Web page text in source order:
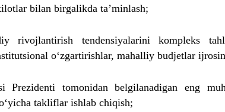
bilan birgalikda ta’minlash;
rivojlantirish tendensiyalarini kompleks
o‘zgartirishlar, mahalliy budjetlar
Prezidenti tomonidan belgilanadigan eng
takliflar ishlab chiqish;